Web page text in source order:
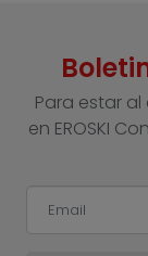
Para estar
en EROSKI